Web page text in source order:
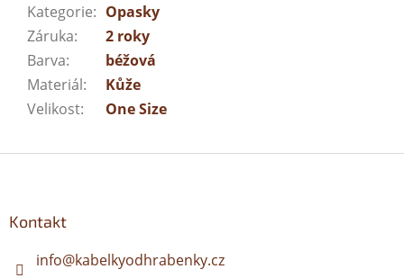
Kategorie: Opasky
Záruka:
2 roky
Barva:
béžová
Materiál:
Kůže
Velikost: One Size
Kontakt
info@kabelkyodhrabenky.cz